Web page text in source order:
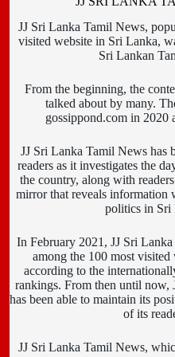
JJ Sri Lanka Tamil News,
visited website in Sri Lanka,
Sri Lankan
From the beginning, the
talked about by many.
gossippond.com in 2020
JJ Sri Lanka Tamil News has
readers as it investigates the
the country, along with
mirror that reveals information
politics in Sri
In February 2021, JJ Sri
among the 100 most
according to the
rankings. From then until now,
has been able to maintain its
of its
JJ Sri Lanka Tamil News,